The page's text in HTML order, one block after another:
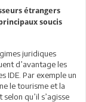
étrangers
soucis
juridiques
d’avantage les
IDE. Par exemple un
le tourisme et la
qu’il s’agisse